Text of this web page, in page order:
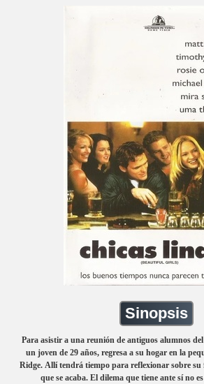
Sinopsis
Para asistir a una reunión de antiguos alumnos
un joven de 29 años, regresa a su hogar en la
Ridge. Allí tendrá tiempo para reflexionar sobre
que se acaba. El dilema que tiene ante sí no